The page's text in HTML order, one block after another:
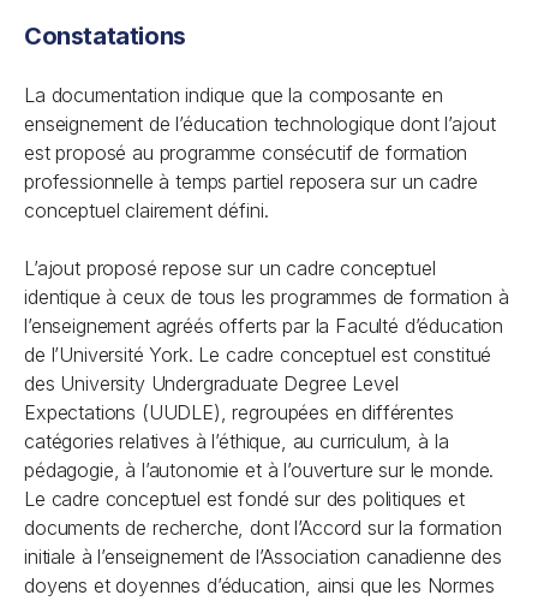
Constatations
La documentation indique que la composante en
enseignement de l’éducation technologique dont l’ajout
est proposé au programme consécutif de formation
professionnelle à temps partiel reposera sur un cadre
conceptuel clairement défini.
L’ajout proposé repose sur un cadre conceptuel
identique à ceux de tous les programmes de formation à
l’enseignement agréés offerts par la Faculté d’éducation
de l’Université York. Le cadre conceptuel est constitué
des University Undergraduate Degree Level
Expectations (UUDLE), regroupées en différentes
catégories relatives à l’éthique, au curriculum, à la
pédagogie, à l’autonomie et à l’ouverture sur le monde.
Le cadre conceptuel est fondé sur des politiques et
documents de recherche, dont l’Accord sur la formation
initiale à l’enseignement de l’Association canadienne des
doyens et doyennes d’éducation, ainsi que les Normes